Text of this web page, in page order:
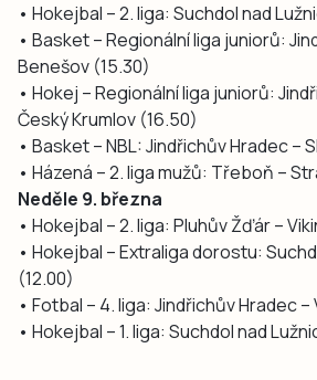
• Hokejbal – 2. liga: Suchdol nad
• Basket – Regionální liga juniorů:
Benešov (15.30)
• Hokej – Regionální liga juniorů:
Český Krumlov (16.50)
• Basket – NBL: Jindřichův Hradec –
• Házená – 2. liga mužů: Třeboň –
Neděle 9. března
• Hokejbal – 2. liga: Pluhův Žďár –
• Hokejbal – Extraliga dorostu:
(12.00)
• Fotbal – 4. liga: Jindřichův Hradec
• Hokejbal – 1. liga: Suchdol nad